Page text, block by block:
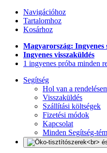
Navigációhoz
Tartalomhoz
Kosárhoz
Magyarország:
Ingyenes visszaküldés
1 ingyenes próba minden
Segítség
Hol van a
Visszaküldés
Szállítási költségek
Fizetési módok
Kapcsolat
Minden Segítség-